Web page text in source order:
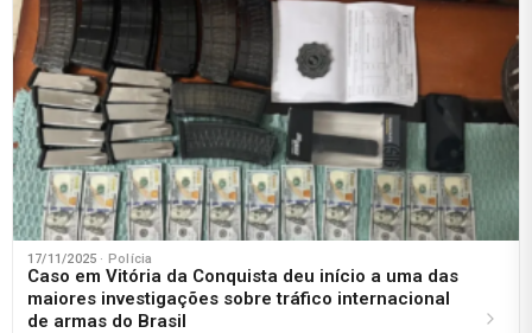
17/11/2025 · Polícia
Caso em Vitória da Conquista deu início a uma das
maiores investigações sobre tráfico internacional
de armas do Brasil